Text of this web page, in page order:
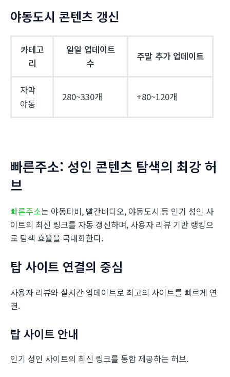
야동도시 콘텐츠 갱신
카테고
리
일일 업데이트
수
주말 추가 업데이트
자막
야동
280~330개 +80~120개
빠른주소: 성인 콘텐츠 탐색의 최강 허
브
빠른주소는 야동티비, 빨간비디오, 야동도시 등 인기 성인 사
이트의 최신 링크를 자동 갱신하며, 사용자 리뷰 기반 랭킹으
로 탐색 효율을 극대화한다.
탑 사이트 연결의 중심
사용자 리뷰와 실시간 업데이트로 최고의 사이트를 빠르게 연
결.
탑 사이트 안내
인기 성인 사이트의 최신 링크를 통합 제공하는 허브.